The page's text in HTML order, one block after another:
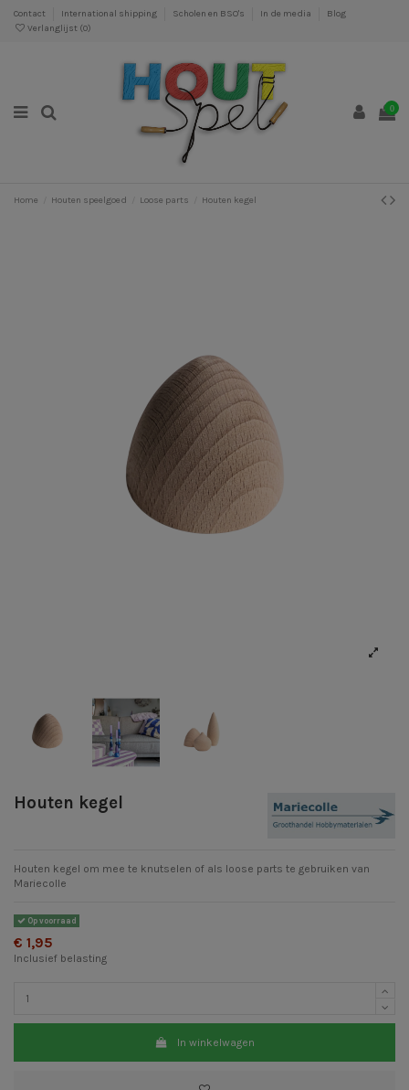
Contact International shipping Scholen en BSO's In de media
Blog
Verlanglijst (0)
0
Home Houten speelgoed Loose parts Houten kegel
Houten kegel
Houten kegel om mee te knutselen of als loose parts te gebruiken van
Mariecolle
Op voorraad
€ 1,95
Inclusief belasting
In winkelwagen